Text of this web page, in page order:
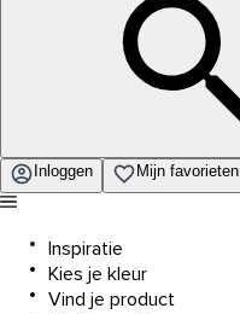
Inloggen Mijn favorieten
Inspiratie
Kies je kleur
Vind je product